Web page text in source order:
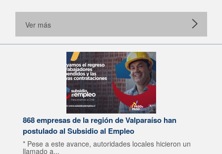
Ver más
868 empresas de la región de Valparaíso han
postulado al Subsidio al Empleo
* Pese a este avance, autoridades locales hicieron un
llamado a...